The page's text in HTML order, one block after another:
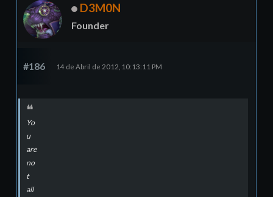
D3M0N
Founder
#186 14 de Abril de 2012, 10:13:11 PM
Yo
u
are
no
t
all